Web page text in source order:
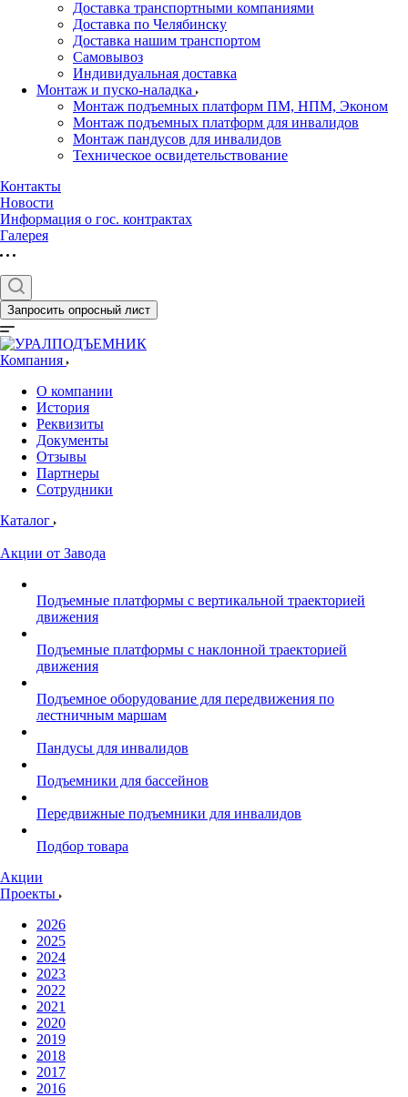
Доставка транспортными компаниями
Доставка по Челябинску
Доставка нашим транспортом
Самовывоз
Индивидуальная доставка
Монтаж и пуско-наладка
Монтаж подъемных платформ ПМ, НПМ, Эконом
Монтаж подъемных платформ для инвалидов
Монтаж пандусов для инвалидов
Техническое освидетельствование
Контакты
Новости
Информация о гос. контрактах
Галерея
Запросить опросный лист
Компания
О компании
История
Реквизиты
Документы
Отзывы
Партнеры
Сотрудники
Каталог
Акции от Завода
Подъемные платформы с вертикальной траекторией
движения
Подъемные платформы с наклонной траекторией
движения
Подъемное оборудование для передвижения по
лестничным маршам
Пандусы для инвалидов
Подъемники для бассейнов
Передвижные подъемники для инвалидов
Подбор товара
Акции
Проекты
2026
2025
2024
2023
2022
2021
2020
2019
2018
2017
2016